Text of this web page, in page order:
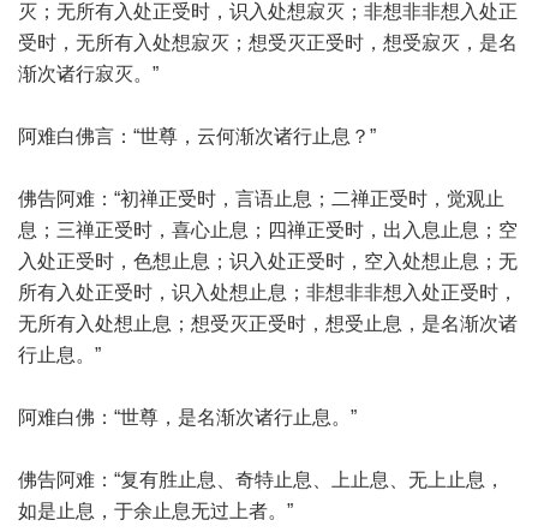
灭；无所有入处正受时，识入处想寂灭；非想非非想入处正
受时，无所有入处想寂灭；想受灭正受时，想受寂灭，是名
渐次诸行寂灭。”
阿难白佛言：“世尊，云何渐次诸行止息？”
佛告阿难：“初禅正受时，言语止息；二禅正受时，觉观止
息；三禅正受时，喜心止息；四禅正受时，出入息止息；空
入处正受时，色想止息；识入处正受时，空入处想止息；无
所有入处正受时，识入处想止息；非想非非想入处正受时，
无所有入处想止息；想受灭正受时，想受止息，是名渐次诸
行止息。”
阿难白佛：“世尊，是名渐次诸行止息。”
佛告阿难：“复有胜止息、奇特止息、上止息、无上止息，
如是止息，于余止息无过上者。”